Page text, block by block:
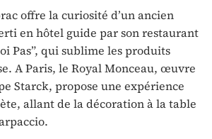
offre la curiosité d’un ancien
en hôtel guide par son restaurant
Pas”, qui sublime les produits
A Paris, le Royal Monceau, œuvre
Starck, propose une expérience
allant de la décoration à la table